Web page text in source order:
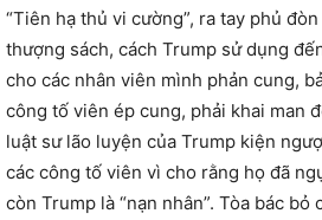
“Tiên hạ thủ vi cường”, ra tay phủ
thượng sách, cách Trump sử dụng
cho các nhân viên mình phản cung,
công tố viên ép cung, phải khai man
luật sư lão luyện của Trump kiện
các công tố viên vì cho rằng họ đã
còn Trump là “nạn nhân”. Tòa bác bỏ